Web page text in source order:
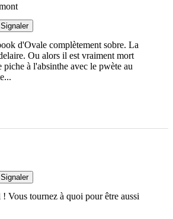
Signaler
d'Ovale complètement sobre. La
Ou alors il est vraiment mort
piche à l'absinthe avec le pwète au
Signaler
! Vous tournez à quoi pour être aussi